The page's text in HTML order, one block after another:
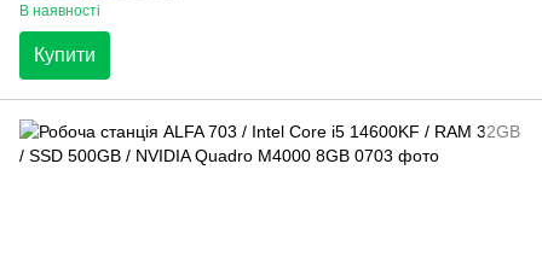
В наявності
Купити